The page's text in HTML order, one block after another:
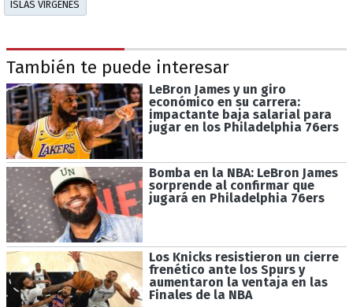
ISLAS VÍRGENES
También te puede interesar
LeBron James y un giro
económico en su carrera:
impactante baja salarial para
jugar en los Philadelphia 76ers
Bomba en la NBA: LeBron James
sorprende al confirmar que
jugará en Philadelphia 76ers
Los Knicks resistieron un cierre
frenético ante los Spurs y
aumentaron la ventaja en las
Finales de la NBA